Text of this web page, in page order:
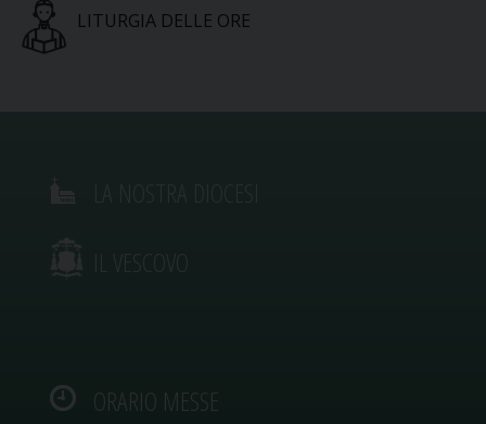
LITURGIA DELLE ORE
IL VESCOVO
ORARIO MESSE